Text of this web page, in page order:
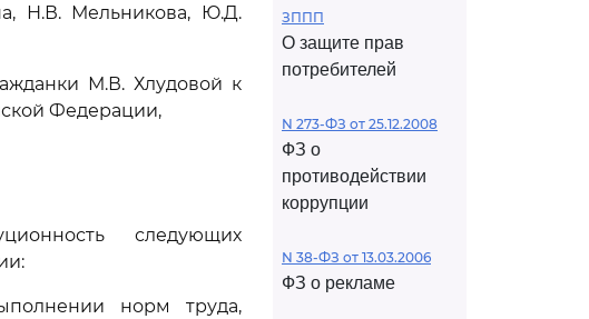
Н.В. Мельникова, Ю.Д.
М.В. Хлудовой к
Федерации,
следующих
норм труда,
ЗППП
О защите прав
потребителей
N 273-ФЗ от 25.12.2008
ФЗ о
противодействии
коррупции
N 38-ФЗ от 13.03.2006
ФЗ о рекламе